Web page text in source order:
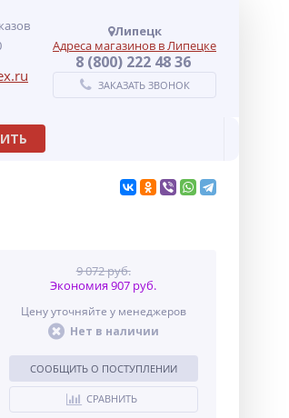
Липецк
Адреса магазинов в Липецке
8 (800) 222 48 36
ЗАКАЗАТЬ ЗВОНОК
9 072 руб.
Экономия 907 руб.
Цену уточняйте у менеджеров
Нет в наличии
СООБЩИТЬ О ПОСТУПЛЕНИИ
СРАВНИТЬ